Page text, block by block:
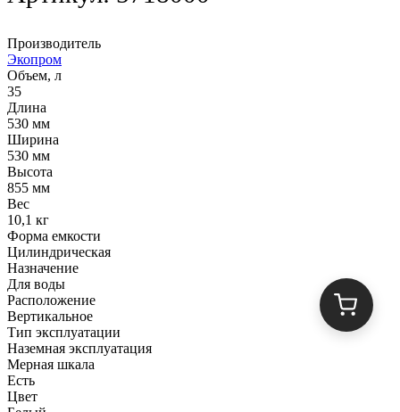
Производитель
Экопром
Объем, л
35
Длина
530 мм
Ширина
530 мм
Высота
855 мм
Вес
10,1 кг
Форма емкости
Цилиндрическая
Назначение
Для воды
Расположение
Вертикальное
Тип эксплуатации
Наземная эксплуатация
Мерная шкала
Есть
Цвет